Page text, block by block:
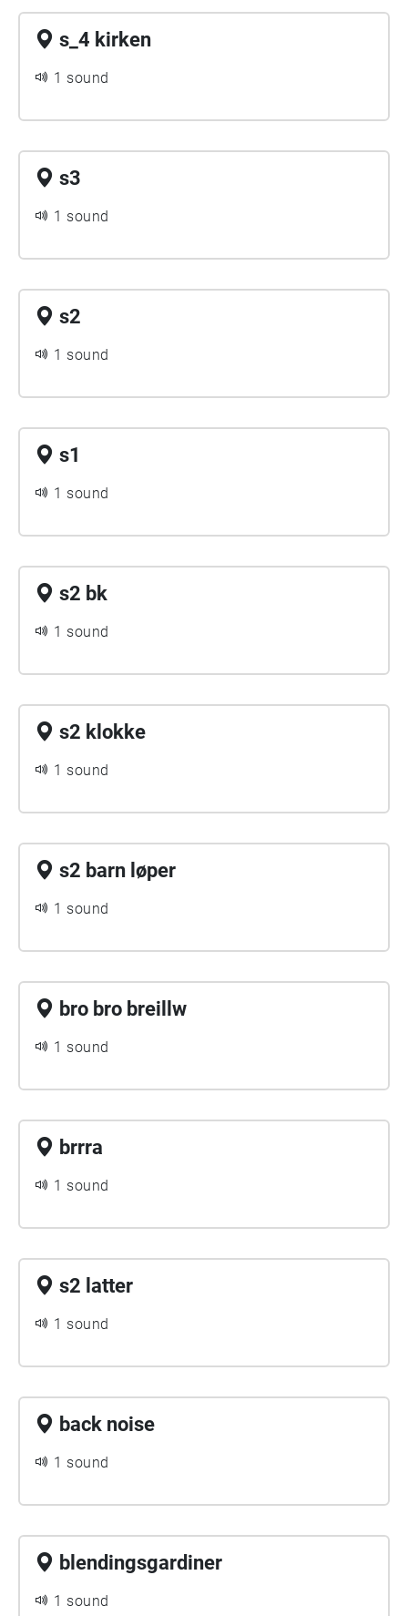
s_4 kirken
1 sound
s3
1 sound
s2
1 sound
s1
1 sound
s2 bk
1 sound
s2 klokke
1 sound
s2 barn løper
1 sound
bro bro breillw
1 sound
brrra
1 sound
s2 latter
1 sound
back noise
1 sound
blendingsgardiner
1 sound